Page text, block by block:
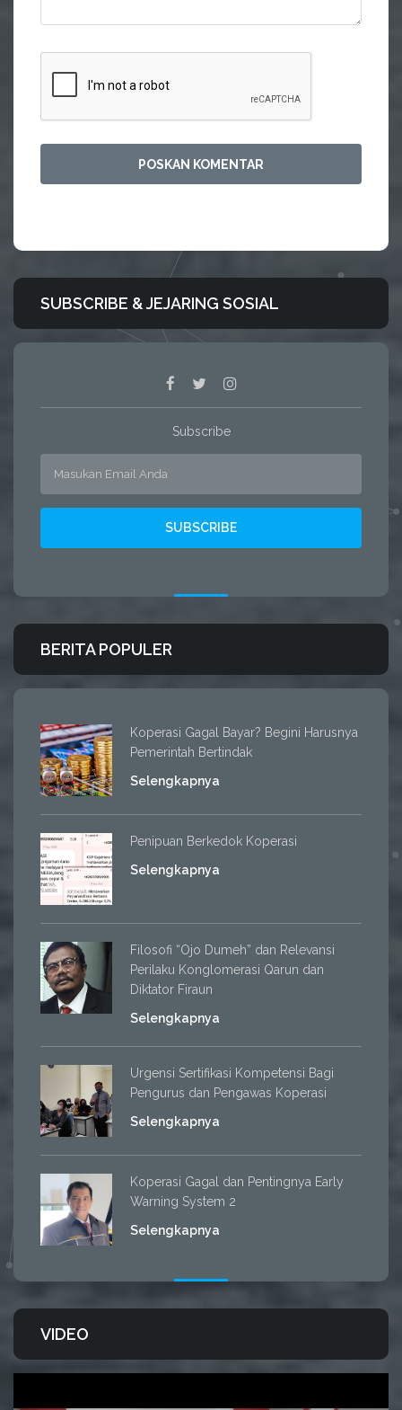
SUBSCRIBE & JEJARING SOSIAL
Subscribe
BERITA POPULER
Koperasi Gagal Bayar? Begini Harusnya
Pemerintah Bertindak
Selengkapnya
Penipuan Berkedok Koperasi
Selengkapnya
Filosofi “Ojo Dumeh” dan Relevansi
Perilaku Konglomerasi Qarun dan
Diktator Firaun
Selengkapnya
Urgensi Sertifikasi Kompetensi Bagi
Pengurus dan Pengawas Koperasi
Selengkapnya
Koperasi Gagal dan Pentingnya Early
Warning System 2
Selengkapnya
VIDEO